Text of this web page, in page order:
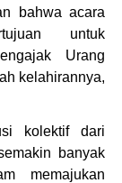
bahwa acara
untuk
Urang
kelahirannya,
kolektif dari
banyak
memajukan